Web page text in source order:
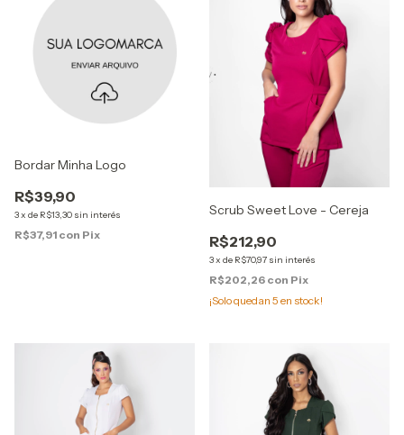
Bordar Minha Logo
R$39,90
3x de R$13,30 sin interés
R$37,91 con Pix
Scrub Sweet Love - Cereja
R$212,90
3x de R$70,97 sin interés
R$202,26 con Pix
¡Solo quedan 5 en stock!